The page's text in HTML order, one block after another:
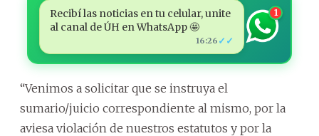
Recibí las noticias en tu celular, unite
al canal de ÚH en WhatsApp 🤩
16:26 ✓✓
1
“Venimos a solicitar que se instruya el
sumario/juicio correspondiente al mismo, por la
aviesa violación de nuestros estatutos y por la